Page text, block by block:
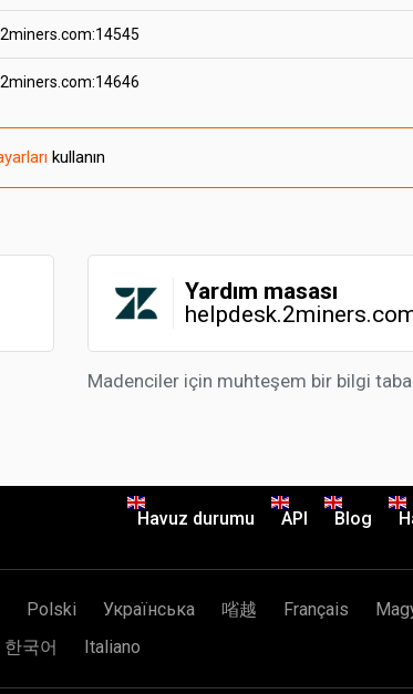
kullanın
Yardım masası
Madenciler için muhteşem bir bilgi
Havuz durumu API Blog
Polski Українська 㗂越 Français
한국어 Italiano